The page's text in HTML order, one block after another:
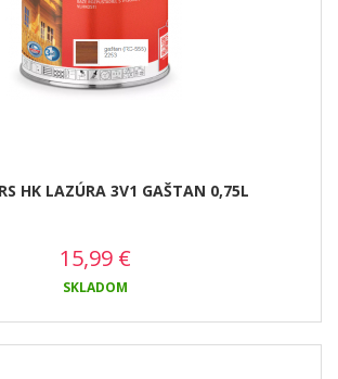
HK LAZÚRA 3V1 GAŠTAN 0,75L
15,99 €
SKLADOM